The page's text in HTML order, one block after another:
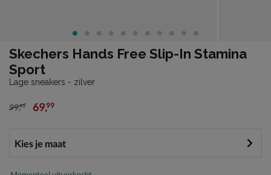
Skechers Hands Free Slip-In Stamina
Sport
Lage sneakers - zilver
van € 99,99 voor € 69,99
99,99 69,99